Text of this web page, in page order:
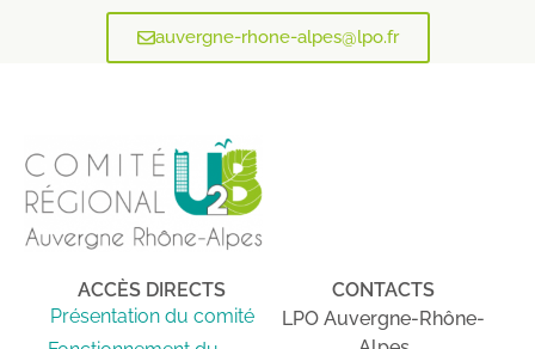
auvergne-rhone-alpes@lpo.fr
ACCÈS DIRECTS
Présentation du comité
CONTACTS
LPO Auvergne-Rhône-